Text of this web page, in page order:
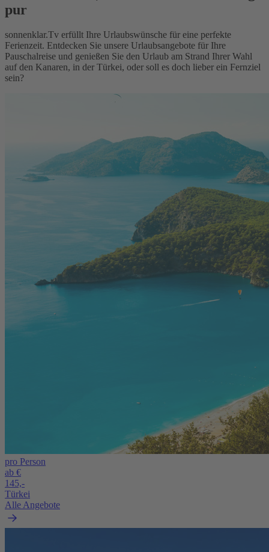
pur
sonnenklar.Tv erfüllt Ihre Urlaubswünsche für eine perfekte
Ferienzeit. Entdecken Sie unsere Urlaubsangebote für Ihre
Pauschalreise und genießen Sie den Urlaub am Strand Ihrer Wahl
auf den Kanaren, in der Türkei, oder soll es doch lieber ein Fernziel
sein?
pro Person
ab €
145,-
Türkei
Alle Angebote